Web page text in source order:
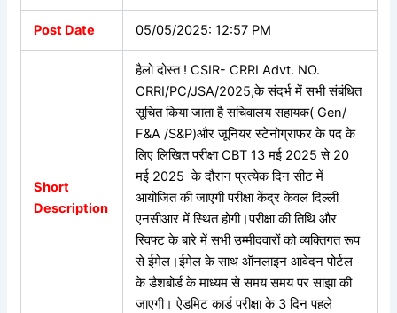
Post Date 05/05/2025: 12:57 PM
Short
Description
हैलो दोस्त !CSIR- CRRI Advt. NO.
CRRI/PC/JSA/2025,के संदर्भ में सभी संबंधित
सूचित किया जाता है सचिवालय सहायक( Gen/
F&A /S&P)और जूनियर स्टेनोग्राफर के पद के
लिए लिखित परीक्षा CBT 13 मई 2025 से 20
मई 2025 के दौरान प्रत्येक दिन सीट में
आयोजित की जाएगी परीक्षा केंद्र केवल दिल्ली
एनसीआर में स्थित होगी।परीक्षा की तिथि और
स्विफ्ट के बारे में सभी उम्मीदवारों को व्यक्तिगत रूप
से ईमेल।ईमेल के साथ ऑनलाइन आवेदन पोर्टल
के डैशबोर्ड के माध्यम से समय समय पर साझा की
जाएगी। ऐडमिट कार्ड परीक्षा के 3 दिन पहले